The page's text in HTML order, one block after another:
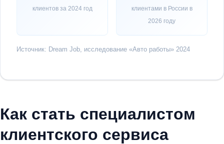
клиентов за 2024 год
клиентами в России в
2026 году
Источник: Dream Job, исследование «Авто работы» 2024
Как стать специалистом
клиентского сервиса